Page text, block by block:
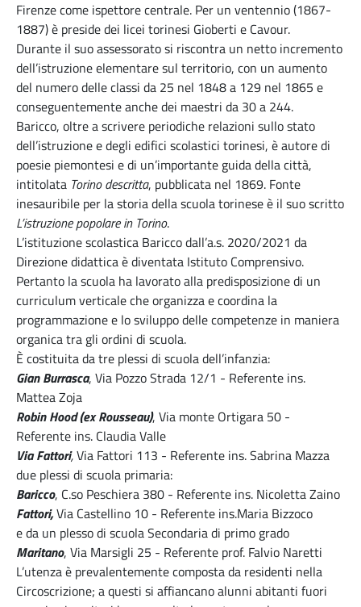
Firenze come ispettore centrale. Per un ventennio (1867-
1887) è preside dei licei torinesi Gioberti e Cavour.
Durante il suo assessorato si riscontra un netto incremento
dell’istruzione elementare sul territorio, con un aumento
del numero delle classi da 25 nel 1848 a 129 nel 1865 e
conseguentemente anche dei maestri da 30 a 244.
Baricco, oltre a scrivere periodiche relazioni sullo stato
dell’istruzione e degli edifici scolastici torinesi, è autore di
poesie piemontesi e di un’importante guida della città,
intitolata Torino descritta, pubblicata nel 1869. Fonte
inesauribile per la storia della scuola torinese è il suo scritto
L’istruzione popolare in Torino.
L’istituzione scolastica Baricco dall’a.s. 2020/2021 da
Direzione didattica è diventata Istituto Comprensivo.
Pertanto la scuola ha lavorato alla predisposizione di un
curriculum verticale che organizza e coordina la
programmazione e lo sviluppo delle competenze in maniera
organica tra gli ordini di scuola.
È costituita da tre plessi di scuola dell’infanzia:
Gian Burrasca, Via Pozzo Strada 12/1 - Referente ins.
Mattea Zoja
Robin Hood (ex Rousseau), Via monte Ortigara 50 -
Referente ins. Claudia Valle
Via Fattori,Via Fattori 113 - Referente ins. Sabrina Mazza
due plessi di scuola primaria:
Baricco, C.so Peschiera 380 - Referente ins. Nicoletta Zaino
Fattori,Via Castellino 10 - Referente ins.Maria Bizzoco
e da un plesso di scuola Secondaria di primo grado
Maritano, Via Marsigli 25 - Referente prof. Falvio Naretti
L’utenza è prevalentemente composta da residenti nella
Circoscrizione; a questi si affiancano alunni abitanti fuori